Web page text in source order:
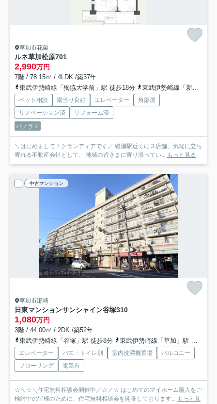
草加市花栗
ルネ草加松原701
2,990万円
7階 / 78.15㎡ / 4LDK /築37年
東武伊勢崎線「獨協大学前」駅 徒歩18分
東武伊勢崎線「新田」駅 徒歩30分
ペット相談 陽当り良好 エレベーター
角部屋
リノベーション済
リフォーム済
パノラマ
＼はじめまして！クランディアです／ 綾瀬駅近くに３店舗、気軽に立ち
寄れる不動産会社として、 地域の皆さまに寄り添ってい... もっと見る
中古マンション
草加市瀬崎
日東マンションサンシャイン谷塚310
1,080万円
3階 / 44.00㎡ / 2DK /築52年
東武伊勢崎線「谷塚」駅 徒歩8分
東武伊勢崎線「草加」駅 徒歩29分
エレベーター バス・トイレ別 室内洗濯機置場
バルコニー
フローリング
電気有
☆＼☆＼住宅無料相談会開催中／☆／☆ はじめてのマイホーム購入をご
検討中の皆様のために、住宅無料相談会を開催しております... もっと見